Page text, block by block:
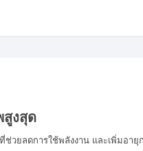
งสุด
วยลดการใช้พลังงาน และเพิ่มอา